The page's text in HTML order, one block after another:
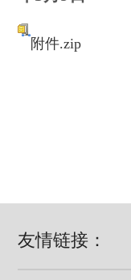
附件.zip
友情链接：